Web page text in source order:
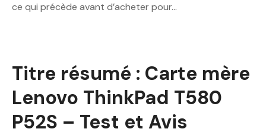
ce qui précède avant d’acheter pour…
Titre résumé : Carte mère
Lenovo ThinkPad T580
P52S – Test et Avis